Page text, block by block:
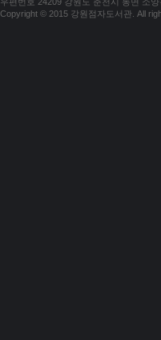
Copyright © 2015 강원점자도서관. All